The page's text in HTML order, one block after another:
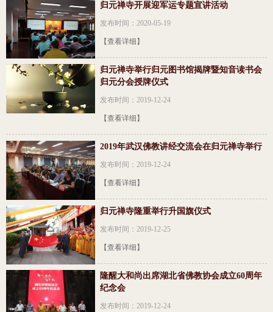
归元禅寺开展迎军运专题宣讲活动
发布时间：2020-05-19
【查看详细】
归元禅寺举行归元图书馆揭牌暨知音读书会
归元分会授牌仪式
发布时间：2019-12-24
【查看详细】
2019年武汉佛教讲经交流会在归元禅寺举行
发布时间：2019-12-24
【查看详细】
归元禅寺隆重举行升国旗仪式
发布时间：2019-12-25
【查看详细】
隆醒大和尚出席湖北省佛教协会成立60周年
纪念会
发布时间：2019-12-24